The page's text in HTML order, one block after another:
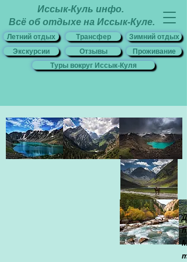
Отзывы
Иссык-Куль инфо.
Всё об отдыхе на Иссык-Куле.
Летний отдых
Туры вокруг Иссык-Куля
Зимний отдых
Экскурсии
Трансфер
Проживание